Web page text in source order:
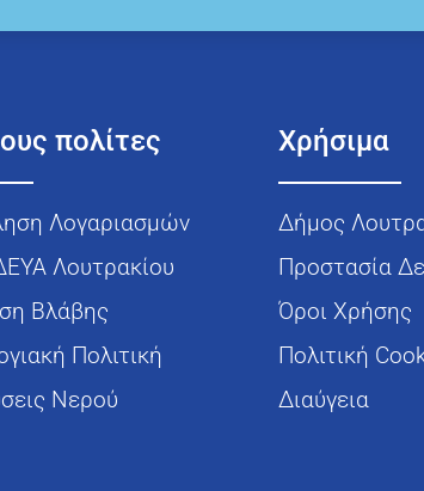
πολίτες
Λογαριασμών
Λουτρακίου
Βλάβης
Πολιτική
Νερού
Χρήσιμα
Δήμος
Προστασία
Όροι Χρήσης
Πολιτική
Διαύγεια